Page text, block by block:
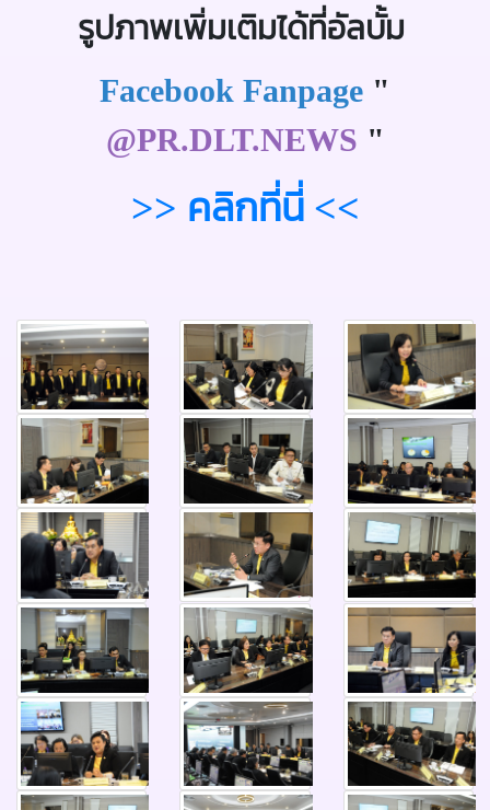
รูปภาพเพิ่มเติมได้ที่อัลบั้ม
Facebook Fanpage "
@PR.DLT.NEWS "
>> คลิกที่นี่ <<